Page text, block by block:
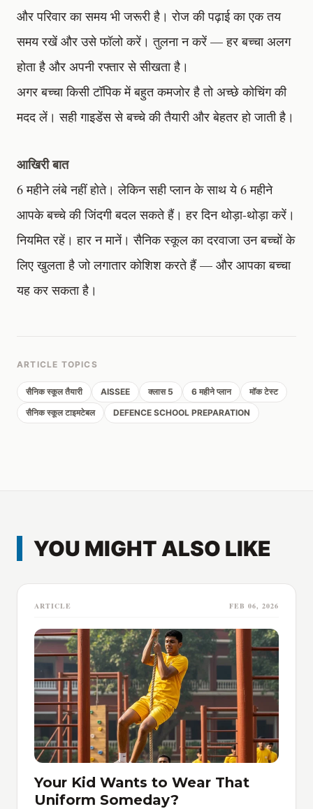
और परिवार का समय भी जरूरी है। रोज की पढ़ाई का एक तय
समय रखें और उसे फॉलो करें। तुलना न करें — हर बच्चा अलग
होता है और अपनी रफ्तार से सीखता है।
अगर बच्चा किसी टॉपिक में बहुत कमजोर है तो अच्छे कोचिंग की
मदद लें। सही गाइडेंस से बच्चे की तैयारी और बेहतर हो जाती है।
आखिरी बात
6 महीने लंबे नहीं होते। लेकिन सही प्लान के साथ ये 6 महीने
आपके बच्चे की जिंदगी बदल सकते हैं। हर दिन थोड़ा-थोड़ा करें।
नियमित रहें। हार न मानें। सैनिक स्कूल का दरवाजा उन बच्चों के
लिए खुलता है जो लगातार कोशिश करते हैं — और आपका बच्चा
यह कर सकता है।
ARTICLE TOPICS
सैनिक स्कूल तैयारी AISSEE क्लास 5 6 महीने प्लान
मॉक टेस्ट
सैनिक स्कूल टाइमटेबल
DEFENCE SCHOOL PREPARATION
YOU MIGHT ALSO LIKE
ARTICLE FEB 06, 2026
Your Kid Wants to Wear That
Uniform Someday?